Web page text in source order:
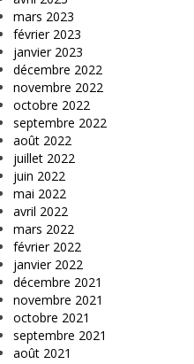
mars 2023
février 2023
janvier 2023
décembre 2022
novembre 2022
octobre 2022
septembre 2022
août 2022
juillet 2022
juin 2022
mai 2022
avril 2022
mars 2022
février 2022
janvier 2022
décembre 2021
novembre 2021
octobre 2021
septembre 2021
août 2021